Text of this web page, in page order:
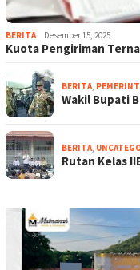
BERITA Desember 15, 2025
Kuota Pengiriman
BERITA,
Wakil Bupati
BERITA,
Rutan Kelas